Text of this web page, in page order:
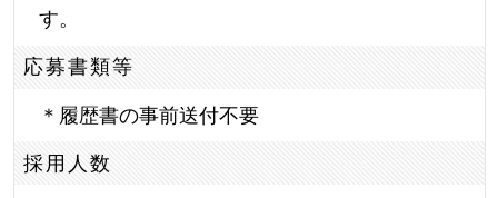
す。
応募書類等
＊履歴書の事前送付不要
採用人数